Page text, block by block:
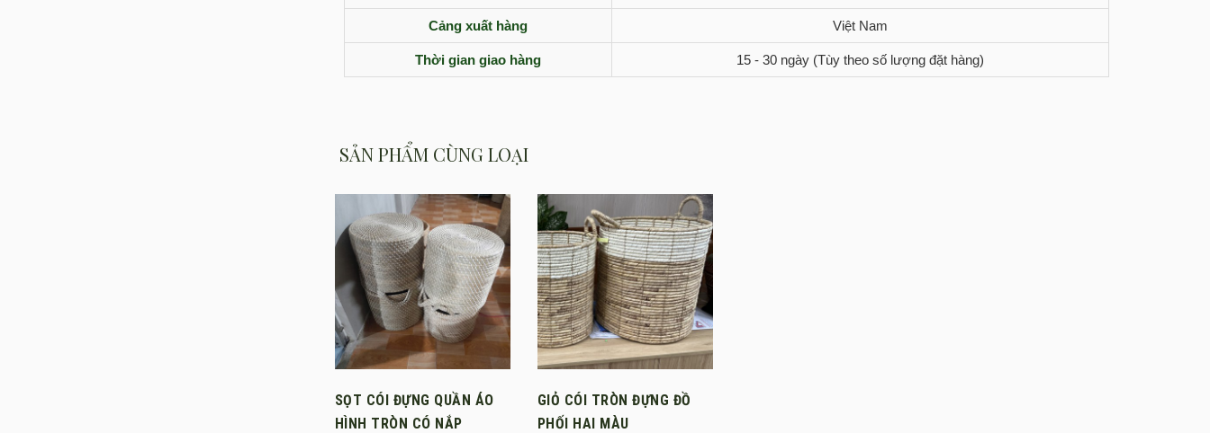
Cảng xuất hàng Việt Nam
Thời gian giao hàng 15 - 30 ngày (Tùy theo số lượng đặt hàng)
SẢN PHẨM CÙNG LOẠI
SỌT CÓI ĐỰNG QUẦN ÁO
HÌNH TRÒN CÓ NẮP
GIỎ CÓI TRÒN ĐỰNG ĐỒ
PHỐI HAI MÀU